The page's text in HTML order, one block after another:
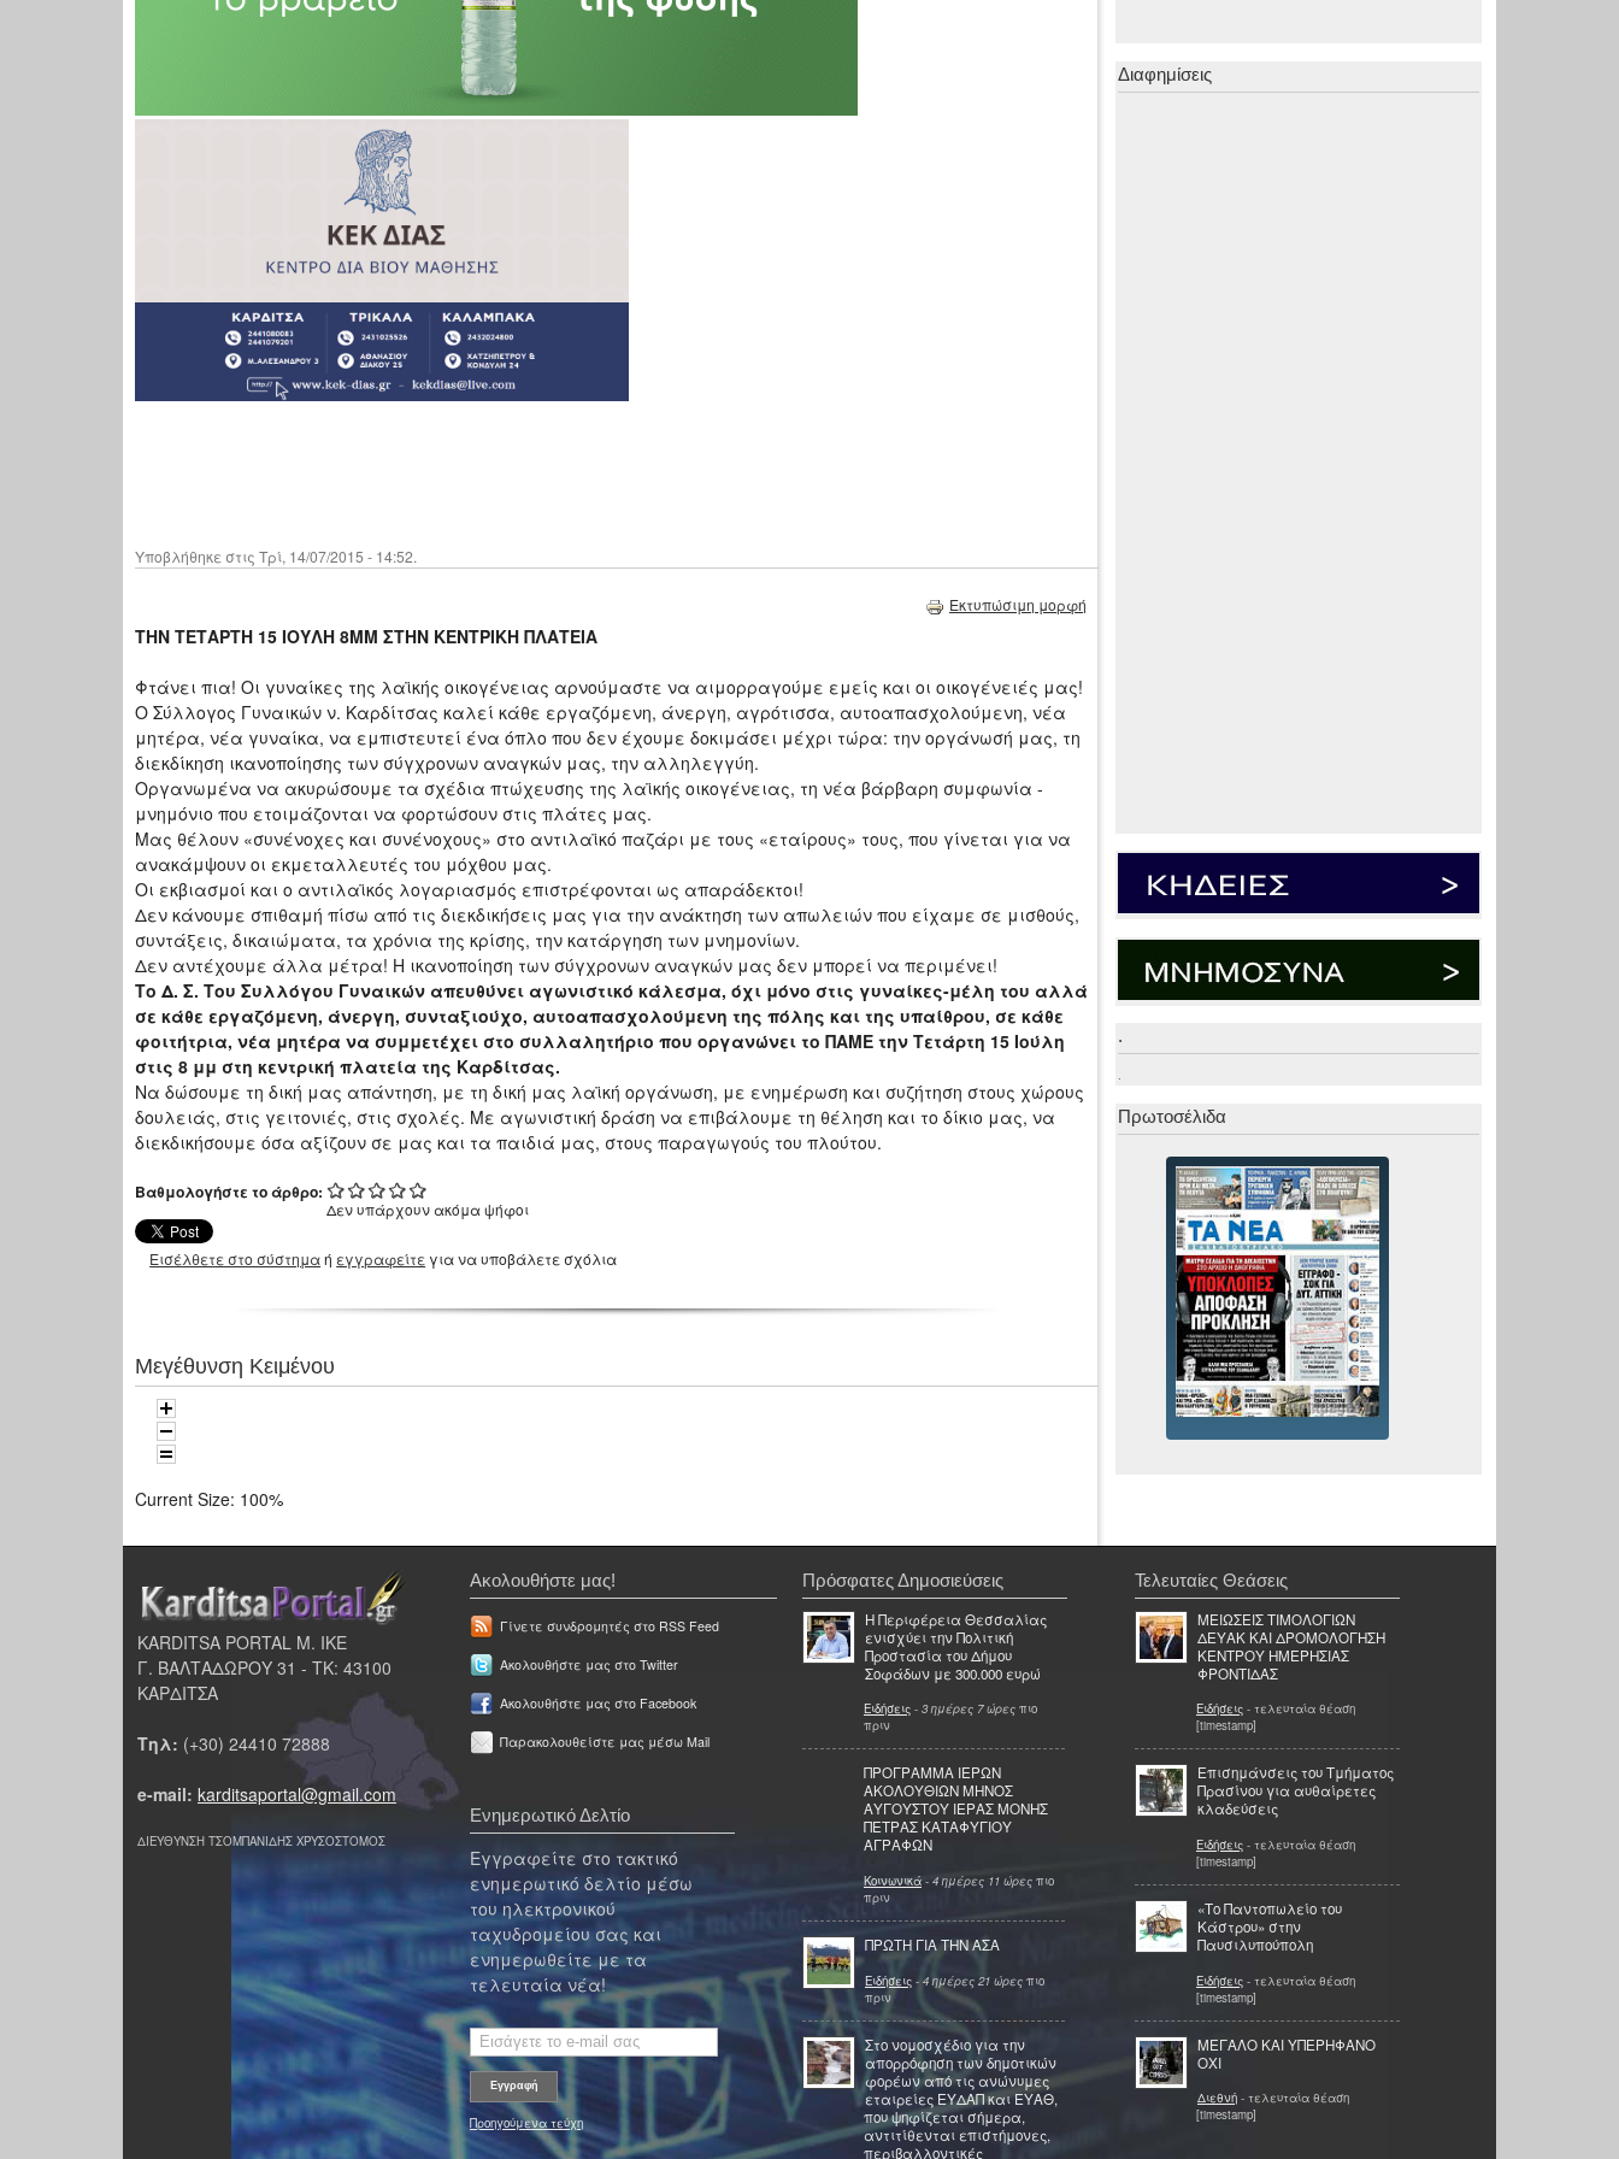
Υποβλήθηκε στις Τρί, 14/07/2015 - 14:52.
Εκτυπώσιμη μορφή
ΤΗΝ ΤΕΤΑΡΤΗ 15 ΙΟΥΛΗ 8ΜΜ ΣΤΗΝ ΚΕΝΤΡΙΚΗ ΠΛΑΤΕΙΑ
Φτάνει πια! Οι γυναίκες της λαϊκής οικογένειας αρνούμαστε να αιμορραγούμε εμείς και οι οικογένειές μας!
Ο Σύλλογος Γυναικών ν. Καρδίτσας καλεί κάθε εργαζόμενη, άνεργη, αγρότισσα, αυτοαπασχολούμενη, νέα
μητέρα, νέα γυναίκα, να εμπιστευτεί ένα όπλο που δεν έχουμε δοκιμάσει μέχρι τώρα: την οργάνωσή μας, τη
διεκδίκηση ικανοποίησης των σύγχρονων αναγκών μας, την αλληλεγγύη.
Οργανωμένα να ακυρώσουμε τα σχέδια πτώχευσης της λαϊκής οικογένειας, τη νέα βάρβαρη συμφωνία -
μνημόνιο που ετοιμάζονται να φορτώσουν στις πλάτες μας.
Μας θέλουν «συνένοχες και συνένοχους» στο αντιλαϊκό παζάρι με τους «εταίρους» τους, που γίνεται για να
ανακάμψουν οι εκμεταλλευτές του μόχθου μας.
Οι εκβιασμοί και ο αντιλαϊκός λογαριασμός επιστρέφονται ως απαράδεκτοι!
Δεν κάνουμε σπιθαμή πίσω από τις διεκδικήσεις μας για την ανάκτηση των απωλειών που είχαμε σε μισθούς,
συντάξεις, δικαιώματα, τα χρόνια της κρίσης, την κατάργηση των μνημονίων.
Δεν αντέχουμε άλλα μέτρα! Η ικανοποίηση των σύγχρονων αναγκών μας δεν μπορεί να περιμένει!
Το Δ. Σ. Του Συλλόγου Γυναικών απευθύνει αγωνιστικό κάλεσμα, όχι μόνο στις γυναίκες-μέλη του αλλά
σε κάθε εργαζόμενη, άνεργη, συνταξιούχο, αυτοαπασχολούμενη της πόλης και της υπαίθρου, σε κάθε
φοιτήτρια, νέα μητέρα να συμμετέχει στο συλλαλητήριο που οργανώνει το ΠΑΜΕ την Τετάρτη 15 Ιούλη
στις 8 μμ στη κεντρική πλατεία της Καρδίτσας.
Να δώσουμε τη δική μας απάντηση, με τη δική μας λαϊκή οργάνωση, με ενημέρωση και συζήτηση στους χώρους
δουλειάς, στις γειτονιές, στις σχολές. Με αγωνιστική δράση να επιβάλουμε τη θέληση και το δίκιο μας, να
διεκδικήσουμε όσα αξίζουν σε μας και τα παιδιά μας, στους παραγωγούς του πλούτου.
Βαθμολογήστε το άρθρο:
Δεν υπάρχουν ακόμα ψήφοι
Εισέλθετε στο σύστημαή εγγραφείτε για να υποβάλετε σχόλια
Μεγέθυνση Κειμένου
Current Size: 100%
Διαφημίσεις
.
.
Πρωτοσέλιδα
KARDITSA PORTAL Μ. ΙΚΕ
Γ. ΒΑΛΤΑΔΩΡΟΥ 31 - ΤΚ: 43100
ΚΑΡΔΙΤΣΑ
Τηλ: (+30) 24410 72888
e-mail: karditsaportal@gmail.com
ΔΙΕΥΘΥΝΣΗ ΤΣΟΜΠΑΝΙΔΗΣ ΧΡΥΣΟΣΤΟΜΟΣ
Ακολουθήστε μας!
Γίνετε συνδρομητές στο RSS Feed
Ακολουθήστε μας στο Twitter
Ακολουθήστε μας στο Facebook
Παρακολουθείστε μας μέσω Mail
Ενημερωτικό Δελτίο
Εγγραφείτε στο τακτικό
ενημερωτικό δελτίο μέσω
του ηλεκτρονικού
ταχυδρομείου σας και
ενημερωθείτε με τα
τελευταία νέα!
Προηγούμενα τεύχη
Πρόσφατες Δημοσιεύσεις
Η Περιφέρεια Θεσσαλίας
ενισχύει την Πολιτική
Προστασία του Δήμου
Σοφάδων με 300.000 ευρώ
Ειδήσεις - 3 ημέρες 7 ώρες πιο
πριν
ΠΡΟΓΡΑΜΜΑ ΙΕΡΩΝ
ΑΚΟΛΟΥΘΙΩΝ ΜΗΝΟΣ
ΑΥΓΟΥΣΤΟΥ ΙΕΡΑΣ ΜΟΝΗΣ
ΠΕΤΡΑΣ ΚΑΤΑΦΥΓΙΟΥ
ΑΓΡΑΦΩΝ
Κοινωνικά - 4 ημέρες 11 ώρες πιο
πριν
ΠΡΩΤΗ ΓΙΑ ΤΗΝ ΑΣΑ
Ειδήσεις - 4 ημέρες 21 ώρες πιο
πριν
Στο νομοσχέδιο για την
απορρόφηση των δημοτικών
φορέων από τις ανώνυμες
εταιρείες ΕΥΔΑΠ και ΕΥΑΘ,
που ψηφίζεται σήμερα,
αντιτίθενται επιστήμονες,
περιβαλλοντικές
Τελευταίες Θεάσεις
ΜΕΙΩΣΕΙΣ ΤΙΜΟΛΟΓΙΩΝ
ΔΕΥΑΚ ΚΑΙ ΔΡΟΜΟΛΟΓΗΣΗ
ΚΕΝΤΡΟΥ ΗΜΕΡΗΣΙΑΣ
ΦΡΟΝΤΙΔΑΣ
Ειδήσεις - τελευταία θέαση
[timestamp]
Επισημάνσεις του Τμήματος
Πρασίνου για αυθαίρετες
κλαδεύσεις
Ειδήσεις - τελευταία θέαση
[timestamp]
«Το Παντοπωλείο του
Κάστρου» στην
Παυσιλυπούπολη
Ειδήσεις - τελευταία θέαση
[timestamp]
ΜΕΓΑΛΟ ΚΑΙ ΥΠΕΡΗΦΑΝΟ
ΟΧΙ
Διεθνή - τελευταία θέαση
[timestamp]